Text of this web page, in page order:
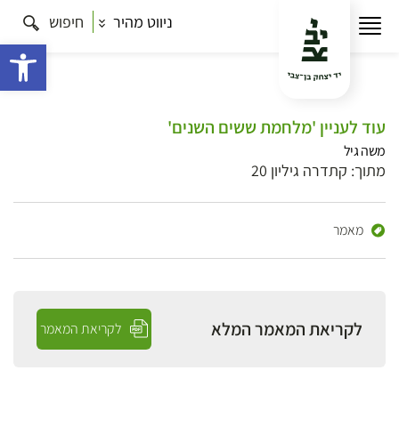
ניווט מהיר חיפוש
עוד לעניין 'מלחמת ששים השנים'
משה גיל
מתוך: קתדרה גיליון 20
מאמר
לקריאת המאמר המלא לקריאת המאמר